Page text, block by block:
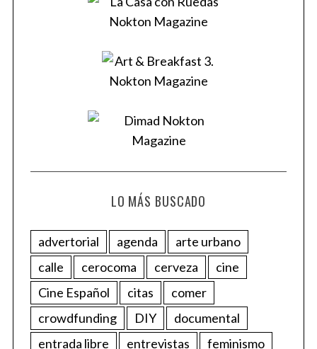
LO MÁS BUSCADO
advertorial agenda
arte urbano
calle
cerocoma cerveza
cine
Cine Español
citas
comer
crowdfunding
DIY
documental
entrada libre
entrevistas
feminismo